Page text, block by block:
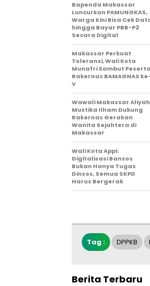
Bapenda Makassar
Luncurkan PAMUNGKAS,
Warga Kini Bisa Cek
hingga Bayar PBB-P2
Secara Digital
Makassar Perkuat
Toleransi, Wali Kota
Munafri Sambut Peserta
Rakernas BAMAGNAS
V
Wawali Makassar Aliyah
Mustika Ilham Dukung
Rakernas Gerakan
Wanita Sejahtera di
Makassar
Wali Kota Appi:
Digitalisasi Bansos
Bukan Hanya Tugas
Dinsos, Semua SKPD
Harus Bergerak
Tag : DPPKB
Berita Terbaru